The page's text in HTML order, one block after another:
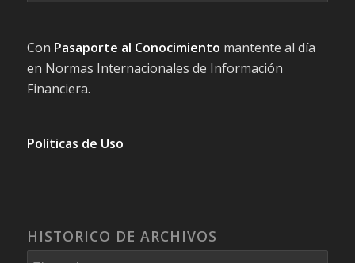
Con Pasaporte al Conocimiento mantente al día
en Normas Internacionales de Información
Financiera.
Políticas de Uso
HISTORICO DE ARCHIVOS